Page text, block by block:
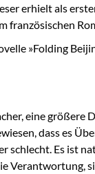
erhielt als
französischen
»Folding
eine größere
dass es
Es ist